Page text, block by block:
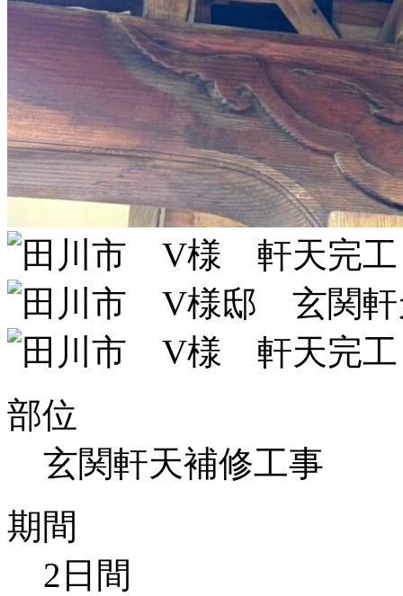
部位
玄関軒天補修工事
期間
2日間